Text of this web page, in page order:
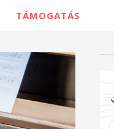
TÁMOGATÁS